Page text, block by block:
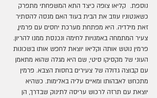
נוספת.  קליאו צופה כיצד התא המשפחתי מתפרק
כשאנטוניו עוזב את הבית בעוד האם מנסה להסתיר
זאת מילדיה. היא מפתחת מערכת יחסים עם פרמין,
צעיר המתמחה באמנויות לחימה ונכנסת ממנו להריון.
פרמין נוטש אותה וקליאו יוצאת לחפש אותו בשכונות
העוני של מקסיקו סיטי, שם היא מגלה שהוא מתאמן
עם קבוצה גדולה של צעירים בחסות הצבא. פרמין
מתכחש לאבהותו ומאיים עליה באלימות. כשהיא
יוצאת עם תרזה לרכוש עריסה לתינוק שבדרך, הן